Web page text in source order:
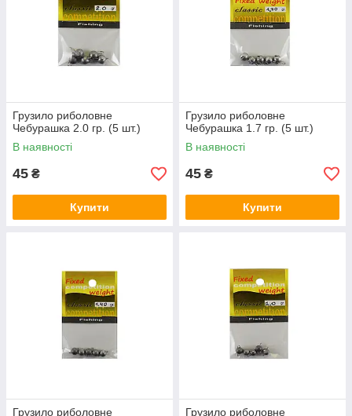
Грузило риболовне
Чебурашка 2.0 гр. (5 шт.)
В наявності
45 ₴
Купити
Грузило риболовне
Чебурашка 1.7 гр. (5 шт.)
В наявності
45 ₴
Купити
Грузило риболовне
Грузило риболовне